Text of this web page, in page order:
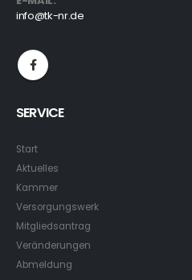
info@tk-nr.de
SERVICE
Start
Aktuelles
Kammer
Versorgungswerk
Mitgliedsantrag
Veränderungen
Abmeldung